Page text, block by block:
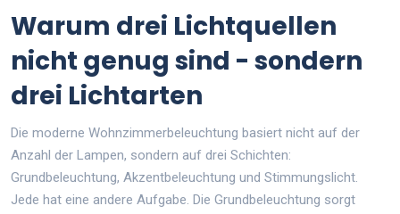
Warum drei Lichtquellen
nicht genug sind - sondern
drei Lichtarten
Die moderne Wohnzimmerbeleuchtung basiert nicht auf der
Anzahl der Lampen, sondern auf drei Schichten:
Grundbeleuchtung, Akzentbeleuchtung und Stimmungslicht.
Jede hat eine andere Aufgabe. Die Grundbeleuchtung sorgt